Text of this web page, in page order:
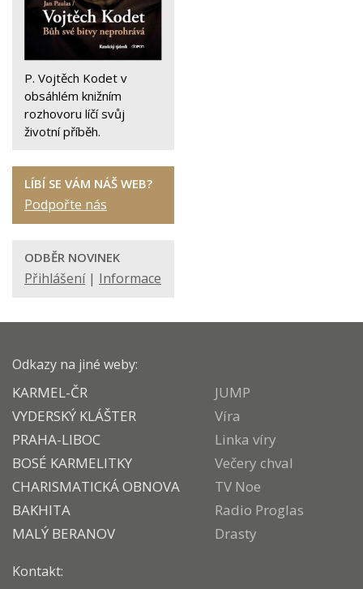
P. Vojtěch Kodet v
obsáhlém knižním
rozhovoru líčí svůj
životní příběh.
LÍBÍ SE VÁM NÁŠ WEB?
Podpořte nás
ODBĚR NOVINEK
Přihlášení| Informace
Odkazy na jiné weby:
KARMEL-ČR
VYDERSKÝ KLÁŠTER
PRAHA-LIBOC
BOSÉ KARMELITKY
CHARISMATICKÁ OBNOVA
BAKHITA
MALÝ BERANOV
JUMP
Víra
Linka víry
Večery chval
TV Noe
Radio Proglas
Drasty
Kontakt: